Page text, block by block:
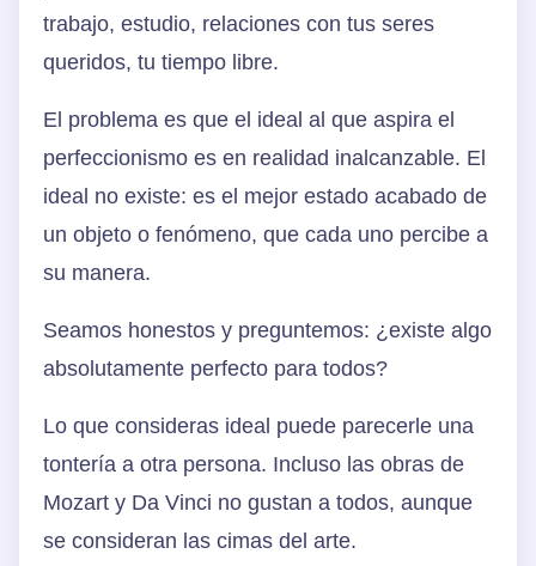
trabajo, estudio, relaciones con tus seres
queridos, tu tiempo libre.
El problema es que el ideal al que aspira el
perfeccionismo es en realidad inalcanzable. El
ideal no existe: es el mejor estado acabado de
un objeto o fenómeno, que cada uno percibe a
su manera.
Seamos honestos y preguntemos: ¿existe algo
absolutamente perfecto para todos?
Lo que consideras ideal puede parecerle una
tontería a otra persona. Incluso las obras de
Mozart y Da Vinci no gustan a todos, aunque
se consideran las cimas del arte.